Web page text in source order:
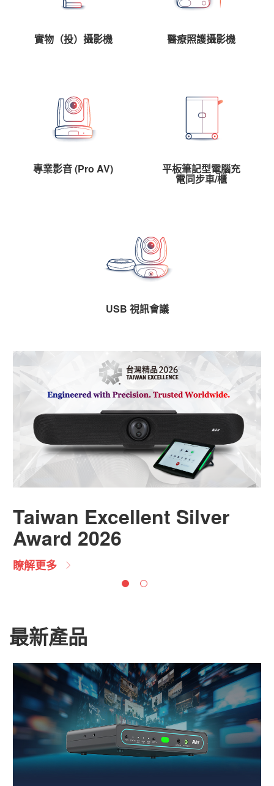
實物（投）攝影機 醫療照護攝影機
專業影音 (Pro AV) 平板筆記型電腦充
電同步車/櫃
USB 視訊會議
Taiwan Excellent Silver
Award 2026
瞭解更多
瞭解更多
最新產品